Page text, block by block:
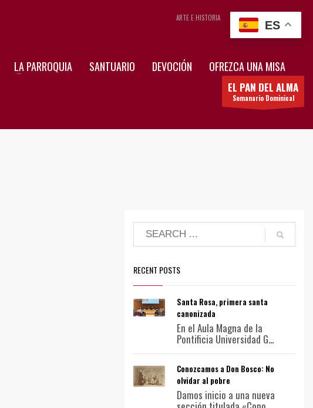
ARTE E HISTORIA CONTÁCTENOS
LA PARROQUIA SANTUARIO DEVOCIÓN OFREZCA UNA MISA
EL PAN DEL ALMA
Semanario Dominical
RECENT POSTS
Santa Rosa, primera santa
canonizada
En el Aula Magna de la
Pontificia Universidad G...
Conozcamos a Don Bosco: No
olvidar al pobre
Damos inicio a una nueva
ES